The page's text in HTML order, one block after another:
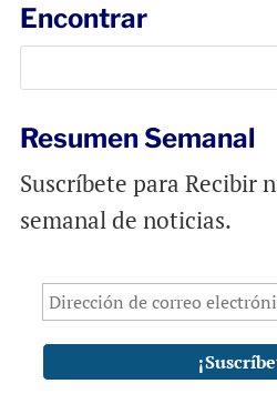
Encontrar
Resumen Semanal
Suscríbete para Recibir
semanal de noticias.